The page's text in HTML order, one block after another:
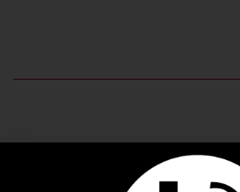
PRODUITS